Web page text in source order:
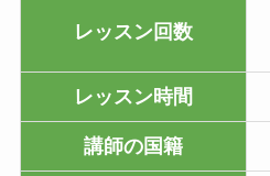
レッスン回数
レッスン時間
講師の国籍